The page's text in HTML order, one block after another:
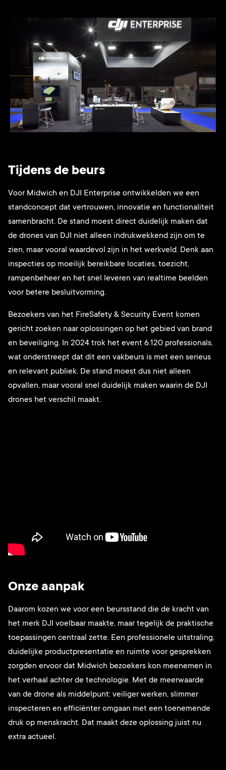
Tijdens de beurs
Voor Midwich en DJI Enterprise ontwikkelden we een
standconcept dat vertrouwen, innovatie en functionaliteit
samenbracht. De stand moest direct duidelijk maken dat
de drones van DJI niet alleen indrukwekkend zijn om te
zien, maar vooral waardevol zijn in het werkveld. Denk aan
inspecties op moeilijk bereikbare locaties, toezicht,
rampenbeheer en het snel leveren van realtime beelden
voor betere besluitvorming.
Bezoekers van het FireSafety & Security Event komen
gericht zoeken naar oplossingen op het gebied van brand
en beveiliging. In 2024 trok het event 6.120 professionals,
wat onderstreept dat dit een vakbeurs is met een serieus
en relevant publiek. De stand moest dus niet alleen
opvallen, maar vooral snel duidelijk maken waarin de DJI
drones het verschil maakt.
Onze aanpak
Daarom kozen we voor een beursstand die de kracht van
het merk DJI voelbaar maakte, maar tegelijk de praktische
toepassingen centraal zette. Een professionele uitstraling,
duidelijke productpresentatie en ruimte voor gesprekken
zorgden ervoor dat Midwich bezoekers kon meenemen in
het verhaal achter de technologie. Met de meerwaarde
van de drone als middelpunt: veiliger werken, slimmer
inspecteren en efficiënter omgaan met een toenemende
druk op menskracht. Dat maakt deze oplossing juist nu
extra actueel.